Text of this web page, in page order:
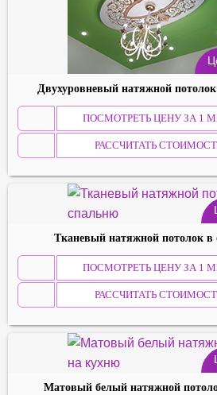
Двухуровневый натяжной
ПОСМОТРЕТЬ ЦЕНУ ЗА 1
РАССЧИТАТЬ
Тканевый натяжной потолок в
ПОСМОТРЕТЬ ЦЕНУ ЗА 1
РАССЧИТАТЬ
Матовый белый натяжной